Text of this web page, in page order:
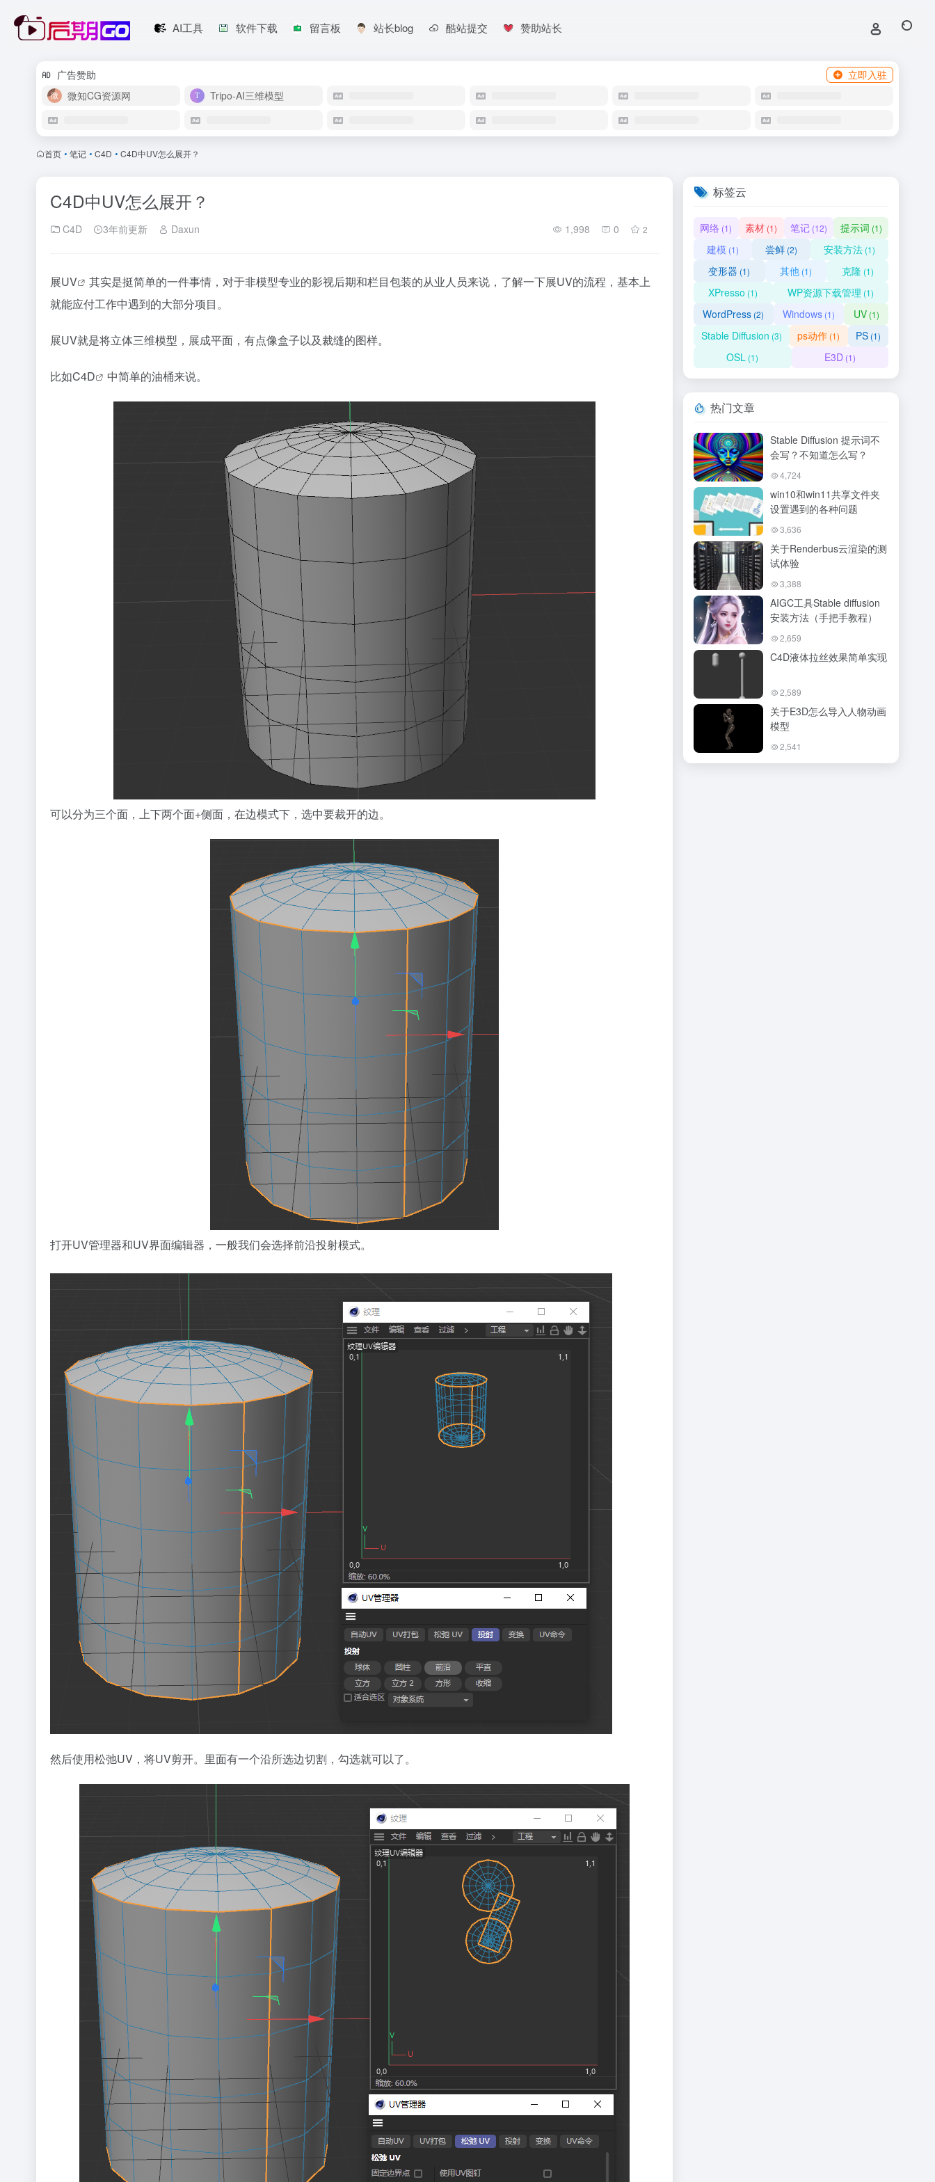
AI工具 软件下载 留言板 站长blog 酷站提交 赞助站长
广告赞助
立即入驻
微知CG资源网
Tripo-AI三维模型
首页 • 笔记 • C4D • C4D中UV怎么展开？
C4D中UV怎么展开？
C4D 3年前更新 Daxun 1,998 0 2
展UV
其实是挺简单的一件事情，对于非模型专业的影视后期和栏目包装的从业人员来说，了解一下展UV的流程，基本上
就能应付工作中遇到的大部分项目。
展UV就是将立体三维模型，展成平面，有点像盒子以及裁缝的图样。
比如C4D 中简单的油桶来说。
可以分为三个面，上下两个面+侧面，在边模式下，选中要裁开的边。
打开UV管理器和UV界面编辑器，一般我们会选择前沿投射模式。
然后使用松弛UV，将UV剪开。里面有一个沿所选边切割，勾选就可以了。
标签云
网络 (1) 素材 (1) 笔记(12) 提示词 (1)
建模 (1) 尝鲜 (2) 安装方法 (1)
变形器 (1) 其他 (1) 克隆 (1)
XPresso (1) WP资源下载管理 (1)
WordPress (2) Windows (1) UV(1)
Stable Diffusion (3) ps动作 (1) PS(1)
OSL (1) E3D(1)
热门文章
Stable Diffusion 提示词不
会写？不知道怎么写？
4,724
win10和win11共享文件夹
设置遇到的各种问题
3,636
关于Renderbus云渲染的测
试体验
3,388
AIGC工具Stable diffusion
安装方法（手把手教程）
2,659
C4D液体拉丝效果简单实现
2,589
关于E3D怎么导入人物动画
模型
2,541